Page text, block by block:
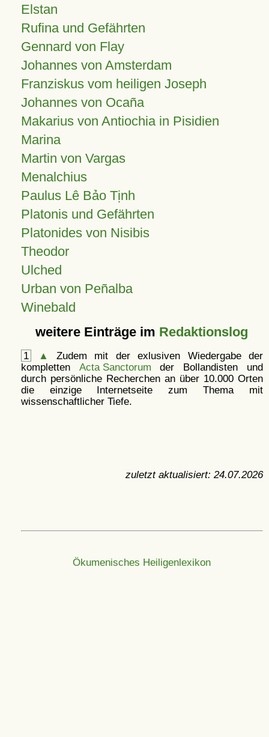
Elstan
Rufina und Gefährten
Gennard von Flay
Johannes von Amsterdam
Franziskus vom heiligen Joseph
Johannes von Ocaña
Makarius von Antiochia in Pisidien
Marina
Martin von Vargas
Menalchius
Paulus Lê Bảo Tịnh
Platonis und Gefährten
Platonides von Nisibis
Theodor
Ulched
Urban von Peñalba
Winebald
weitere Einträge im Redaktionslog
1 ▲
Zudem mit der exlusiven Wiedergabe der
kompletten Acta Sanctorum der Bollandisten und
durch persönliche Recherchen an über 10.000 Orten
die einzige Internetseite zum Thema mit
wissenschaftlicher Tiefe.
zuletzt aktualisiert: 24.07.2026
Ökumenisches Heiligenlexikon